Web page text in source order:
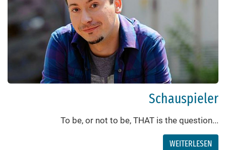
Schauspieler
To be, or not to be, THAT is the question...
WEITERLESEN